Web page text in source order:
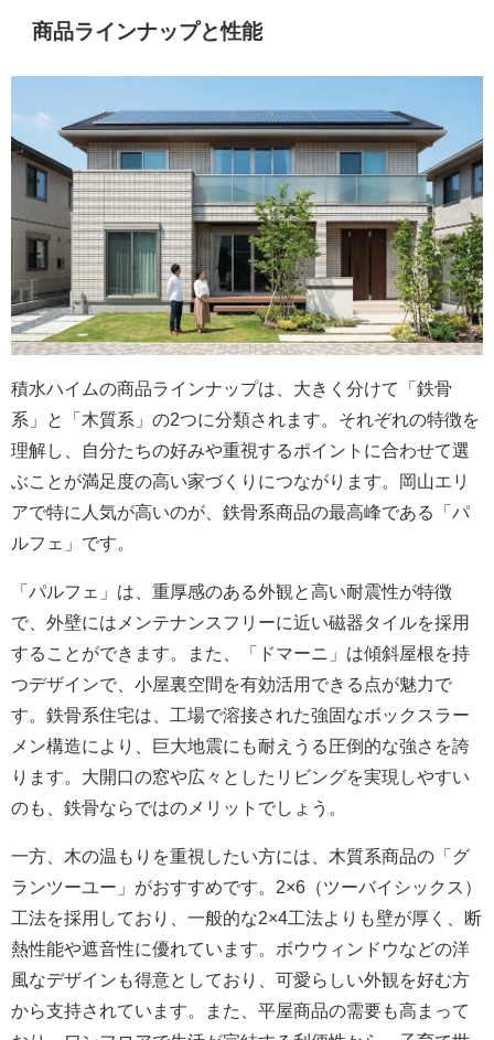
商品ラインナップと性能
積水ハイムの商品ラインナップは、大きく分けて「鉄骨
系」と「木質系」の2つに分類されます。それぞれの特徴を
理解し、自分たちの好みや重視するポイントに合わせて選
ぶことが満足度の高い家づくりにつながります。岡山エリ
アで特に人気が高いのが、鉄骨系商品の最高峰である「パ
ルフェ」です。
「パルフェ」は、重厚感のある外観と高い耐震性が特徴
で、外壁にはメンテナンスフリーに近い磁器タイルを採用
することができます。また、「ドマーニ」は傾斜屋根を持
つデザインで、小屋裏空間を有効活用できる点が魅力で
す。鉄骨系住宅は、工場で溶接された強固なボックスラー
メン構造により、巨大地震にも耐えうる圧倒的な強さを誇
ります。大開口の窓や広々としたリビングを実現しやすい
のも、鉄骨ならではのメリットでしょう。
一方、木の温もりを重視したい方には、木質系商品の「グ
ランツーユー」がおすすめです。2×6（ツーバイシックス）
工法を採用しており、一般的な2×4工法よりも壁が厚く、断
熱性能や遮音性に優れています。ボウウィンドウなどの洋
風なデザインも得意としており、可愛らしい外観を好む方
から支持されています。また、平屋商品の需要も高まって